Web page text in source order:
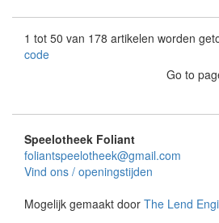
1 tot 50 van 178 artikelen worden
code
Go to
Speelotheek Foliant
foliantspeelotheek@gmail.com
Vind ons / openingstijden
Mogelijk gemaakt door The Lend